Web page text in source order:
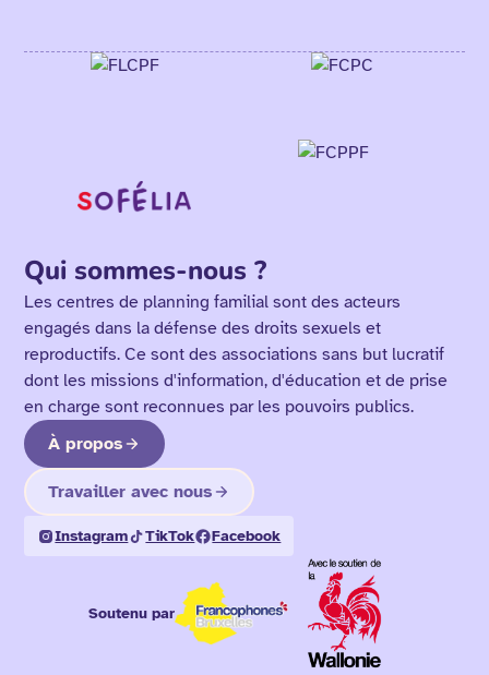
Qui sommes-nous ?
Les centres de planning familial sont des acteurs
engagés dans la défense des droits sexuels et
reproductifs. Ce sont des associations sans but lucratif
dont les missions d'information, d'éducation et de prise
en charge sont reconnues par les pouvoirs publics.
À propos
Travailler avec nous
Instagram TikTok Facebook
Soutenu par